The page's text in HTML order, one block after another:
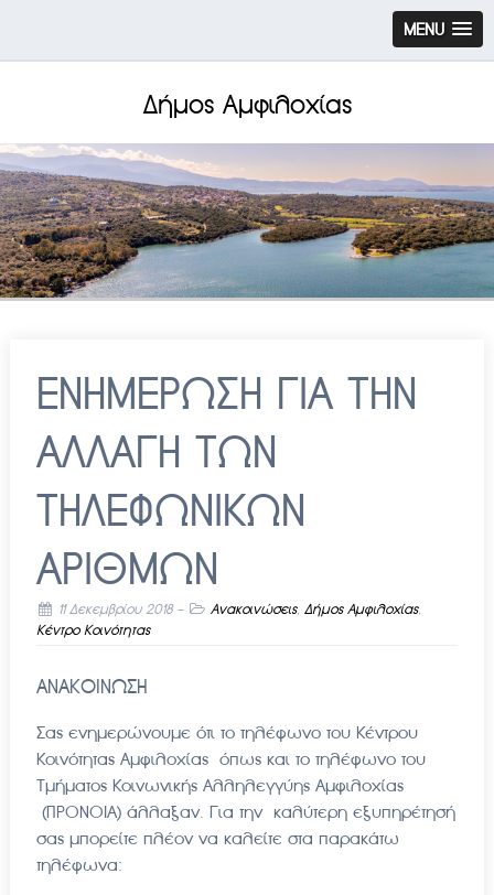
MENU
Δήμος Αμφιλοχίας
ΕΝΗΜΕΡΩΣΗ ΓΙΑ ΤΗΝ
ΑΛΛΑΓΗ ΤΩΝ
ΤΗΛΕΦΩΝΙΚΩΝ
ΑΡΙΘΜΩΝ
11 Δεκεμβρίου 2018- Ανακοινώσεις, Δήμος Αμφιλοχίας,
Κέντρο Κοινότητας
ΑΝΑΚΟΙΝΩΣΗ
Σας ενημερώνουμε ότι το τηλέφωνο του Κέντρου
Κοινότητας Αμφιλοχίας όπως και το τηλέφωνο του
Τμήματος Κοινωνικής Αλληλεγγύης Αμφιλοχίας
(ΠΡΟΝΟΙΑ) άλλαξαν. Για την καλύτερη εξυπηρέτησή
σας μπορείτε πλέον να καλείτε στα παρακάτω
τηλέφωνα: